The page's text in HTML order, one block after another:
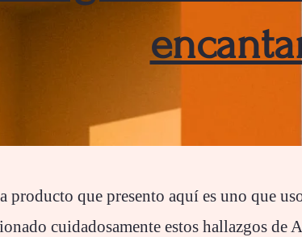
producto que presento aquí es uno que
cuidadosamente estos hallazgos de